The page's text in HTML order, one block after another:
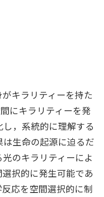
キラリティーを持た
にキラリティーを発
，系統的に理解する
生命の起源に迫るだ
のキラリティーによ
択的に発生可能であ
応を空間選択的に制